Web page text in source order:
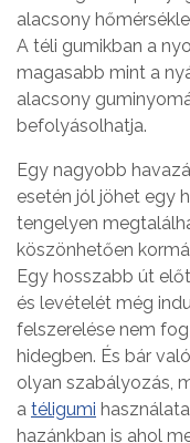
alacsony
A téli gumikban a
magasabb mint a
alacsony
befolyásolhatja.
Egy nagyobb
esetén jól jöhet egy
tengelyen
köszönhetően
Egy hosszabb út
és levételét még
felszerelése nem
hidegben. És bár
olyan szabályozás,
a téligumi
hazánkban is ahol